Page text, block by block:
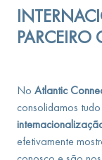
PARCEIRO
No Atlantic
consolidamos
efetivamente